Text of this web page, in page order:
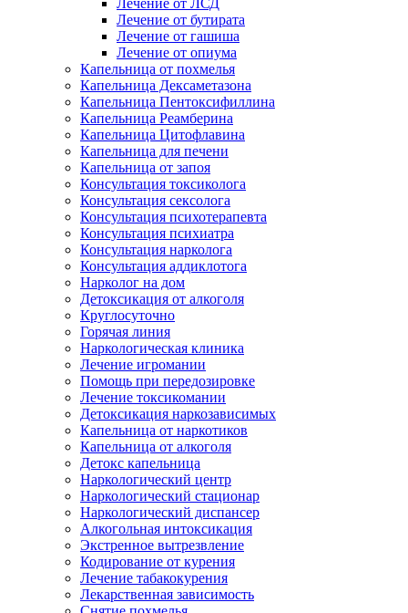
Лечение от ЛСД
Лечение от бутирата
Лечение от гашиша
Лечение от опиума
Капельница от похмелья
Капельница Дексаметазона
Капельница Пентоксифиллина
Капельница Реамберина
Капельница Цитофлавина
Капельница для печени
Капельница от запоя
Консультация токсиколога
Консультация сексолога
Консультация психотерапевта
Консультация психиатра
Консультация нарколога
Консультация аддиклотога
Нарколог на дом
Детоксикация от алкоголя
Круглосуточно
Горячая линия
Наркологическая клиника
Лечение игромании
Помощь при передозировке
Лечение токсикомании
Детоксикация наркозависимых
Капельница от наркотиков
Капельница от алкоголя
Детокс капельница
Наркологический центр
Наркологический стационар
Наркологический диспансер
Алкогольная интоксикация
Экстренное вытрезвление
Кодирование от курения
Лечение табакокурения
Лекарственная зависимость